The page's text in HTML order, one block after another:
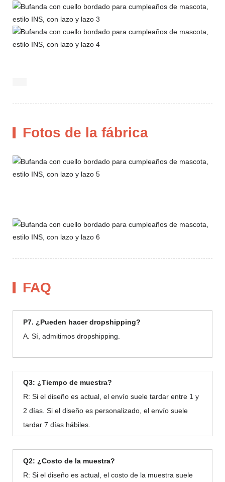
Fotos de la fábrica
FAQ
P7. ¿Pueden hacer dropshipping?
A. Sí, admitimos dropshipping.
Q3: ¿Tiempo de muestra?
R: Si el diseño es actual, el envío suele tardar entre 1 y
2 días. Si el diseño es personalizado, el envío suele
tardar 7 días hábiles.
Q2: ¿Costo de la muestra?
R: Si el diseño es actual, el costo de la muestra suele